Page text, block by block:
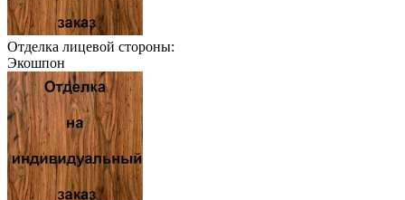
Отделка лицевой стороны:
Экошпон